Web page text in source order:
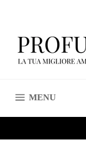
contenuti
MENU